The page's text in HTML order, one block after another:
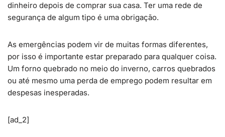
dinheiro depois de comprar sua casa. Ter uma rede de
segurança de algum tipo é uma obrigação.
As emergências podem vir de muitas formas diferentes,
por isso é importante estar preparado para qualquer coisa.
Um forno quebrado no meio do inverno, carros quebrados
ou até mesmo uma perda de emprego podem resultar em
despesas inesperadas.
[ad_2]